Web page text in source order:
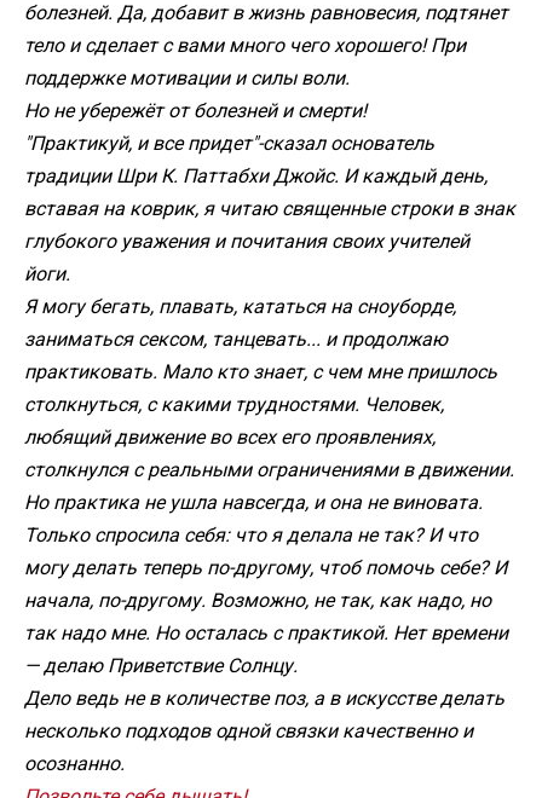
болезней. Да, добавит в жизнь равновесия, подтянет
тело и сделает с вами много чего хорошего! При
поддержке мотивации и силы воли.
Но не убережёт от болезней и смерти!
"Практикуй, и все придет"-сказал основатель
традиции Шри К. Паттабхи Джойс. И каждый день,
вставая на коврик, я читаю священные строки в знак
глубокого уважения и почитания своих учителей
йоги.
Я могу бегать, плавать, кататься на сноуборде,
заниматься сексом, танцевать... и продолжаю
практиковать. Мало кто знает, с чем мне пришлось
столкнуться, с какими трудностями. Человек,
любящий движение во всех его проявлениях,
столкнулся с реальными ограничениями в движении.
Но практика не ушла навсегда, и она не виновата.
Только спросила себя: что я делала не так? И что
могу делать теперь по-другому, чтоб помочь себе? И
начала, по-другому. Возможно, не так, как надо, но
так надо мне. Но осталась с практикой. Нет времени
— делаю Приветствие Солнцу.
Дело ведь не в количестве поз, а в искусстве делать
несколько подходов одной связки качественно и
осознанно.